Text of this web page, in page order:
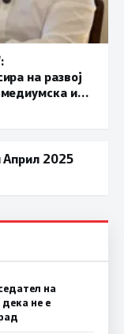
на развој
и
Април 2025
на
не е